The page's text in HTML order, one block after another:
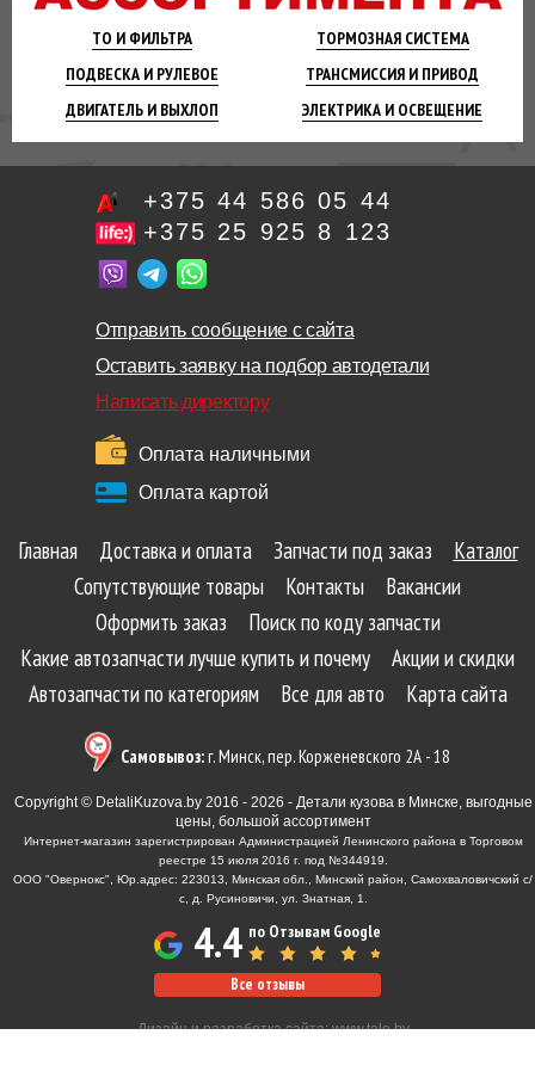
ТО И ФИЛЬТРА ТОРМОЗНАЯСИСТЕМА
ПОДВЕСКА И РУЛЕВОЕ ТРАНСМИССИЯ И ПРИВОД
ДВИГАТЕЛЬ И ВЫХЛОП ЭЛЕКТРИКА И ОСВЕЩЕНИЕ
+375 44 586 05 44
+375 25 925 8 123
Отправить сообщение с сайта
Оставить заявку на подбор автодетали
Написать директору
Оплата наличными
Оплата картой
Главная Доставка и оплата Запчасти под заказ
Каталог
Сопутствующие товары
Контакты
Вакансии
Оформить заказ
Поиск по коду запчасти
Какие автозапчасти лучше купить и почему
Акции и скидки
Автозапчасти по категориям
Все для авто Карта сайта
Самовывоз:г. Минск, пер. Корженевского 2А - 18
Copyright © DetaliKuzova.by 2016 - 2026 - Детали кузова в Минске, выгодные
цены, большой ассортимент
Интернет-магазин зарегистрирован Администрацией Ленинского района в Торговом
реестре 15 июля 2016 г. под №344919.
ООО "Овернокс", Юр.адрес: 223013, Минская обл., Минский район, Самохваловичский с/
с, д. Русиновичи, ул. Знатная, 1.
4.4 по Отзывам Google
Все отзывы
Дизайн и разработка сайта:www.tale.by